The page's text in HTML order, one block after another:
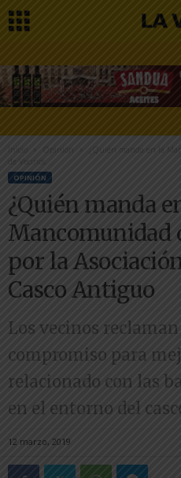
Inicio Opinión
¿Quién manda en la
OPINIÓN
¿Quién manda
Mancomunidad
por la
Casco Antiguo
Los vecinos
compromiso para
relacionado con las
en el entorno del
12 marzo, 2019